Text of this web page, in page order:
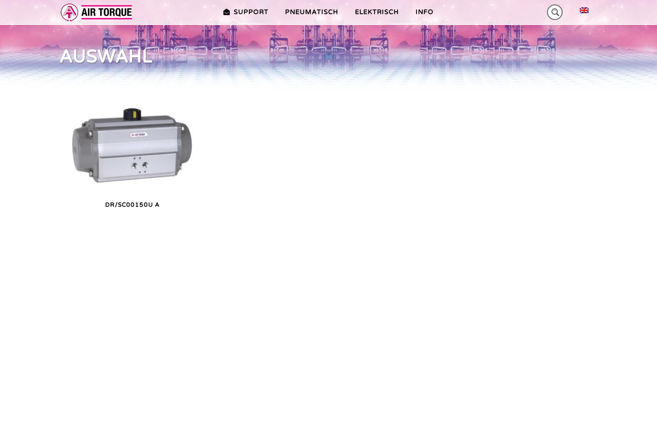
SUPPORT PNEUMATISCH
DOKUMENTATION VORTEILE EDITION 2010 VORTEILE HEAVY-DUTY
ELEKTRISCH
ERWEITERUNGEN ER PREMIER-SERIE (20-100NM)
VORTEILE ER PLUS-SERIE
VRX/VSX/VTX-SERIE (25-1000NM)
VORTEILE V-SERIE
VORTEILE VT PLUS-SERIE
MT-SERIE (25-75NM)
INFO
AUSWAHL
DR/SC00150U A